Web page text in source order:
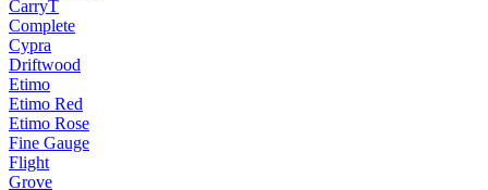
CarryT
Complete
Cypra
Driftwood
Etimo
Etimo Red
Etimo Rose
Fine Gauge
Flight
Grove